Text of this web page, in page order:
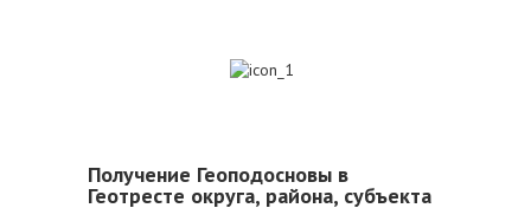
Получение Геоподосновы в
Геотресте округа, района, субъекта